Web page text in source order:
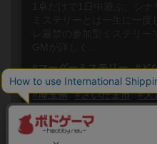
1卓だけで1日中遊ぶ、シ
ミステリーとは一生に一度
レ厳禁の参加型ミステリー
GMが詳しく...
#マーダーミステリー
#ど
#初心者歓迎
#無断キャン
#埼玉県
#さいたま市
#大